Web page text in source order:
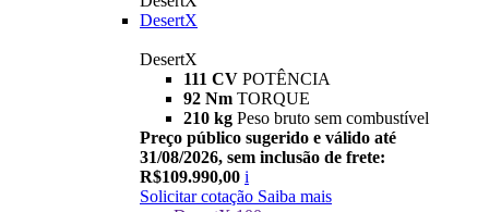
DesertX
DesertX
111 CV POTÊNCIA
92 Nm TORQUE
210 kg Peso bruto sem combustível
Preço público sugerido e válido até
31/08/2026, sem inclusão de frete:
R$109.990,00 i
Solicitar cotação Saiba mais